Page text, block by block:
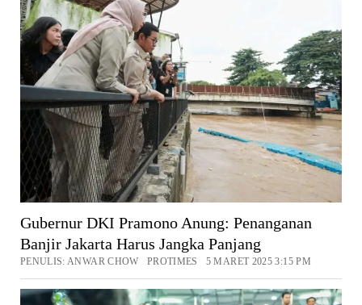
Gubernur DKI Pramono Anung: Penanganan
Banjir Jakarta Harus Jangka Panjang
PENULIS: ANWAR CHOW PROTIMES 5 MARET 2025 3:15 PM